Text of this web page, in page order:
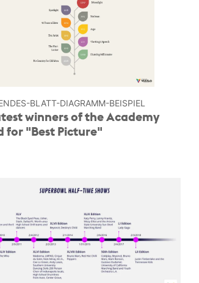
BLATT-DIAGRAMM-BEISPIEL
winners of the Academy
for "Best Picture"